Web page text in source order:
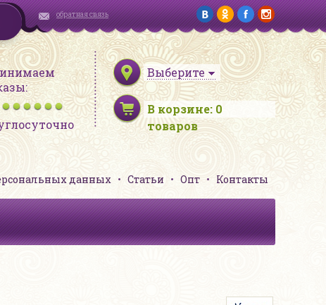
обратная связь
Выберите
В корзине: 0
товаров
данных Статьи Опт Контакты